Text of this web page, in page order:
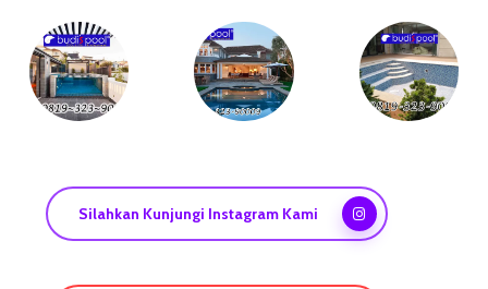
Silahkan Kunjungi Instagram Kami